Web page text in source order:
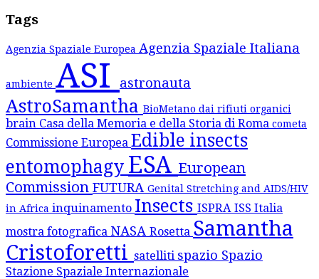
Tags
Agenzia Spaziale Europea Agenzia Spaziale Italiana
ambiente ASI astronauta
AstroSamantha BioMetano dai rifiuti organici
brain Casa della Memoria e della Storia di Roma cometa
Commissione Europea Edible insects
entomophagy ESA European
Commission FUTURA Genital Stretching and AIDS/HIV
in Africa inquinamento Insects ISPRA ISS Italia
mostra fotografica NASA Rosetta Samantha
Cristoforetti satelliti spazio Spazio
Stazione Spaziale Internazionale